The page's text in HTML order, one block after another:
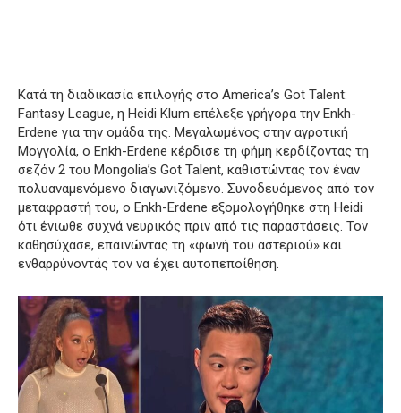
Κατά τη διαδικασία επιλογής στο America’s Got Talent:
Fantasy League, η Heidi Klum επέλεξε γρήγορα την Enkh-
Erdene για την ομάδα της. Μεγαλωμένος στην αγροτική
Μογγολία, ο Enkh-Erdene κέρδισε τη φήμη κερδίζοντας τη
σεζόν 2 του Mongolia’s Got Talent, καθιστώντας τον έναν
πολυαναμενόμενο διαγωνιζόμενο. Συνοδευόμενος από τον
μεταφραστή του, ο Enkh-Erdene εξομολογήθηκε στη Heidi
ότι ένιωθε συχνά νευρικός πριν από τις παραστάσεις. Τον
καθησύχασε, επαινώντας τη «φωνή του αστεριού» και
ενθαρρύνοντάς τον να έχει αυτοπεποίθηση.